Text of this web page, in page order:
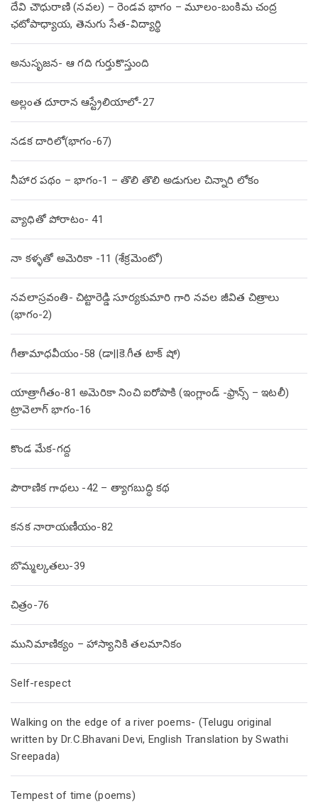
దేవి చౌధురాణి (నవల) – రెండవ భాగం – మూలం-బంకిమ చంద్ర
ఛటోపాధ్యాయ, తెనుగు సేత-విద్యార్థి
అనుసృజన- ఆ గది గుర్తుకొస్తుంది
అల్లంత దూరాన ఆస్ట్రేలియాలో-27
నడక దారిలో(భాగం-67)
నీహార పథం – భాగం-1 – తొలి తొలి అడుగుల చిన్నారి లోకం
వ్యాధితో పోరాటం- 41
నా కళ్ళతో అమెరికా -11 (శేక్రమెంటో)
నవలాస్రవంతి- చిట్టారెడ్డి సూర్యకుమారి గారి నవల జీవిత చిత్రాలు
(భాగం-2)
గీతామాధవీయం-58 (డా||కె.గీత టాక్ షో)
యాత్రాగీతం-81 అమెరికా నించి ఐరోపాకి (ఇంగ్లాండ్ -ఫ్రాన్స్ – ఇటలీ)
ట్రావెలాగ్ భాగం-16
కొండ మేక-గద్ద
పౌరాణిక గాథలు -42 – త్యాగబుద్ధి కథ
కనక నారాయణీయం-82
బొమ్మల్కతలు-39
చిత్రం-76
మునిమాణిక్యం – హాస్యానికి తలమానికం
Self-respect
Walking on the edge of a river poems- (Telugu original
written by Dr.C.Bhavani Devi, English Translation by Swathi
Sreepada)
Tempest of time (poems)